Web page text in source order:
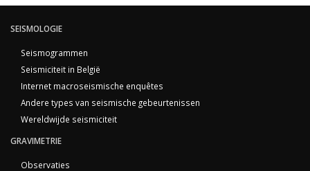
SEISMOLOGIE
Seismogrammen
Seismiciteit in België
Internet macroseismische enquêtes
Andere types van seismische gebeurtenissen
Wereldwijde seismiciteit
GRAVIMETRIE
Observaties